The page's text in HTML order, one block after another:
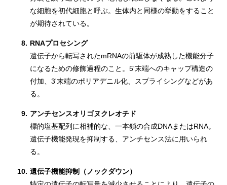
な細胞を初代細胞と呼ぶ。生体内と同様の挙動をすること
が期待されている。
8. RNAプロセシング
遺伝子から転写されたmRNAの前駆体が成熟した機能分子
になるための修飾過程のこと。5'末端へのキャップ構造の
付加、3'末端のポリアデニル化、スプライシングなどがあ
る。
9. アンチセンスオリゴヌクレオチド
標的塩基配列に相補的な、一本鎖の合成DNAまたはRNA。
遺伝子機能発現を抑制する、アンチセンス法に用いられ
る。
10. 遺伝子機能抑制（ノックダウン）